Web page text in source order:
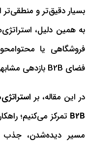
بسیار دقیق‌تر و منطقی‌تر
به همین دلیل،
فروشگاهی یا
فضای B2B بازدهی مشابهی داشته باشند.
در این مقاله، بر
B2B تمرکز می‌کنیم؛
مسیر دیده‌شدن، جذب